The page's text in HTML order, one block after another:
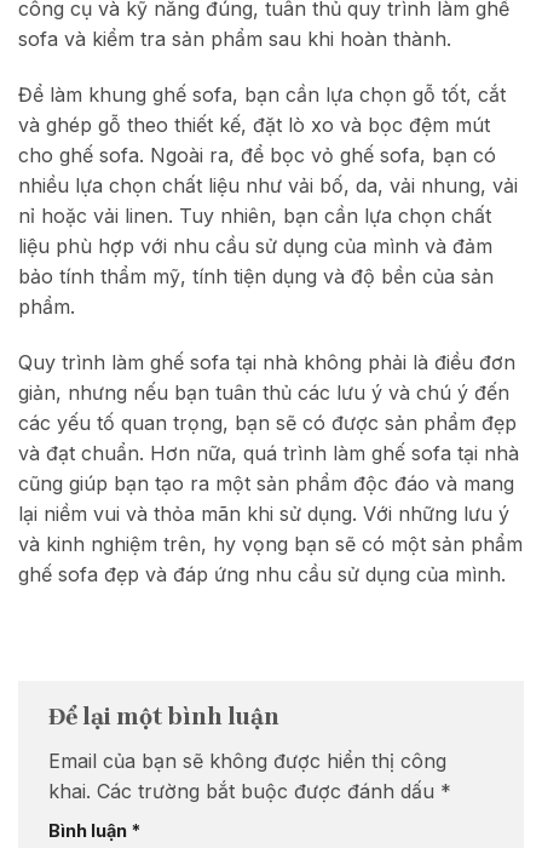
công cụ và kỹ năng đúng, tuân thủ quy trình làm ghế
sofa và kiểm tra sản phẩm sau khi hoàn thành.
Để làm khung ghế sofa, bạn cần lựa chọn gỗ tốt, cắt
và ghép gỗ theo thiết kế, đặt lò xo và bọc đệm mút
cho ghế sofa. Ngoài ra, để bọc vỏ ghế sofa, bạn có
nhiều lựa chọn chất liệu như vải bố, da, vải nhung, vải
nỉ hoặc vải linen. Tuy nhiên, bạn cần lựa chọn chất
liệu phù hợp với nhu cầu sử dụng của mình và đảm
bảo tính thẩm mỹ, tính tiện dụng và độ bền của sản
phẩm.
Quy trình làm ghế sofa tại nhà không phải là điều đơn
giản, nhưng nếu bạn tuân thủ các lưu ý và chú ý đến
các yếu tố quan trọng, bạn sẽ có được sản phẩm đẹp
và đạt chuẩn. Hơn nữa, quá trình làm ghế sofa tại nhà
cũng giúp bạn tạo ra một sản phẩm độc đáo và mang
lại niềm vui và thỏa mãn khi sử dụng. Với những lưu ý
và kinh nghiệm trên, hy vọng bạn sẽ có một sản phẩm
ghế sofa đẹp và đáp ứng nhu cầu sử dụng của mình.
Để lại một bình luận
Email của bạn sẽ không được hiển thị công
khai. Các trường bắt buộc được đánh dấu *
Bình luận *